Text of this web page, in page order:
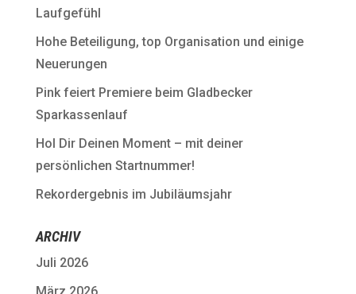
Laufgefühl
Hohe Beteiligung, top Organisation und einige
Neuerungen
Pink feiert Premiere beim Gladbecker
Sparkassenlauf
Hol Dir Deinen Moment – mit deiner
persönlichen Startnummer!
Rekordergebnis im Jubiläumsjahr
ARCHIV
Juli 2026